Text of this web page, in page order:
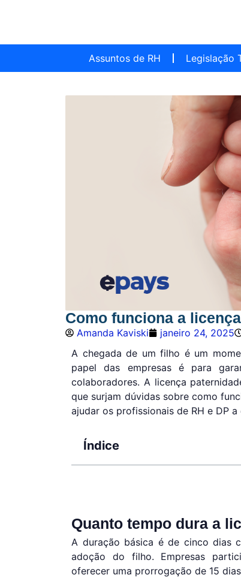
Assuntos de RH Legislação
Como funciona a
Amanda Kaviski janeiro 24, 2025
A chegada de um filho é um
papel das empresas é para
colaboradores. A licença
que surjam dúvidas sobre como
ajudar os profissionais de RH e DP
Índice
Quanto tempo dura a
A duração básica é de cinco dias
adoção do filho. Empresas
oferecer uma prorrogação de 15